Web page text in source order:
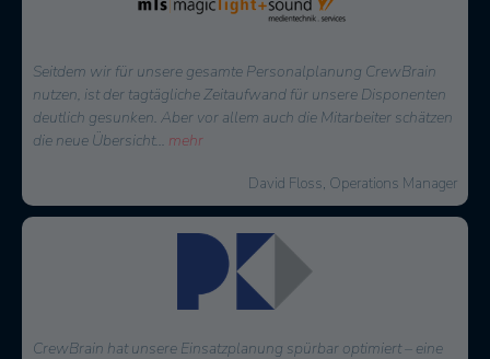
Seitdem wir für unsere gesamte Personalplanung CrewBrain
nutzen, ist der tagtägliche Zeitaufwand für unsere Disponenten
deutlich gesunken. Aber vor allem auch die Mitarbeiter schätzen
die neue Übersicht... mehr
David Floss, Operations Manager
CrewBrain hat unsere Einsatzplanung spürbar optimiert – eine